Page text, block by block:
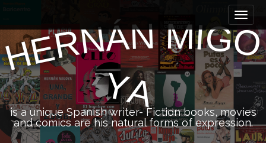
n
m
e
n
u
i
p
t
o
c
o
n
e
HERNÁN MIGO
YA
is a unique Spanish writer- Fiction books, movies
and comics are his natural forms of expression.